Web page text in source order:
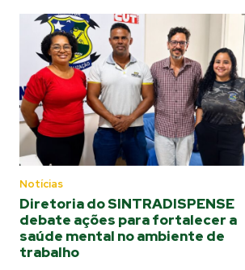
Notícias
Diretoria do SINTRADISPENSE
debate ações para fortalecer a
saúde mental no ambiente de
trabalho